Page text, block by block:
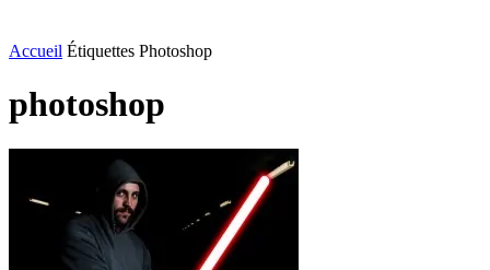
Accueil Étiquettes Photoshop
photoshop